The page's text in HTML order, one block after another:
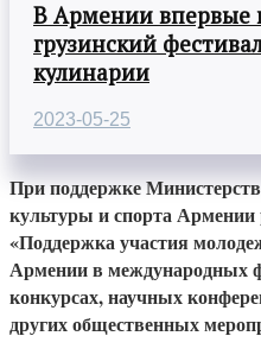
В Армении впервые
грузинский
кулинарии
2023-05-25
При поддержке
культуры и спорта Армении
«Поддержка участия
Армении в международных
конкурсах, научных
других общественных